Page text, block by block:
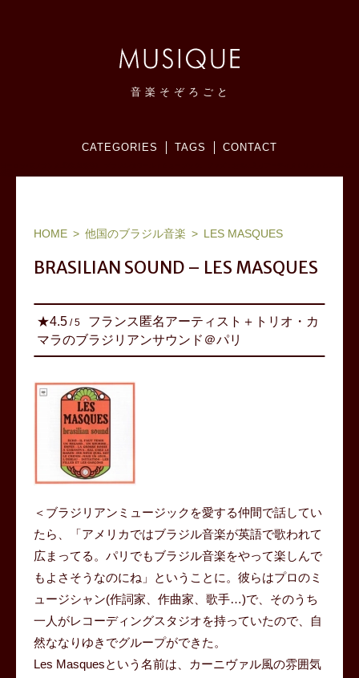
音 楽 そ ぞ ろ ご と
CATEGORIES TAGS CONTACT
HOME 他国のブラジル音楽 LES MASQUES
BRASILIAN SOUND – LES MASQUES
★4.5/5
フランス匿名アーティスト＋トリオ・カ
マラのブラジリアンサウンド＠パリ
＜ブラジリアンミュージックを愛する仲間で話してい
たら、「アメリカではブラジル音楽が英語で歌われて
広まってる。パリでもブラジル音楽をやって楽しんで
もよさそうなのにね」ということに。彼らはプロのミ
ュージシャン(作詞家、作曲家、歌手…)で、そのうち
一人がレコーディングスタジオを持っていたので、自
然ななりゆきでグループができた。
Les Masquesという名前は、カーニヴァル風の雰囲気